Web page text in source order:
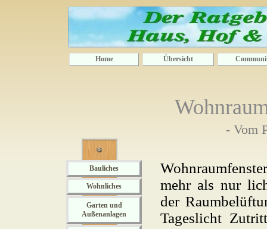
Home Übersicht
- Vom
Bauliches
Wohnliches
Garten und
Außenanlagen
mehr als nur
der
Tageslicht